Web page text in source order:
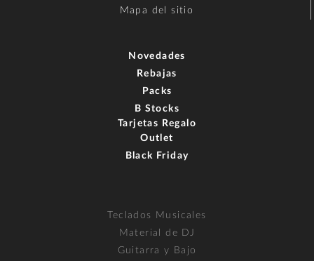
Mapa del sitio
Novedades
Rebajas
Packs
B Stocks
Tarjetas Regalo
Outlet
Black Friday
Teclados Musicales
Material de DJ
Guitarra y Bajo